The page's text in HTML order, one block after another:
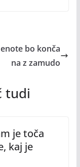
bo konča
na z zamudo
tudi
je toča
kaj je